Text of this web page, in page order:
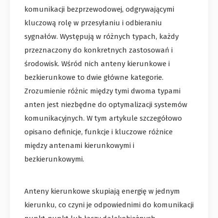
komunikacji bezprzewodowej, odgrywającymi
kluczową rolę w przesyłaniu i odbieraniu
sygnałów. Występują w różnych typach, każdy
przeznaczony do konkretnych zastosowań i
środowisk. Wśród nich anteny kierunkowe i
bezkierunkowe to dwie główne kategorie.
Zrozumienie różnic między tymi dwoma typami
anten jest niezbędne do optymalizacji systemów
komunikacyjnych. W tym artykule szczegółowo
opisano definicje, funkcje i kluczowe różnice
między antenami kierunkowymi i
bezkierunkowymi.
Anteny kierunkowe skupiają energię w jednym
kierunku, co czyni je odpowiednimi do komunikacji